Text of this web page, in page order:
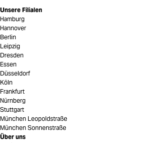
Unsere Filialen
Hamburg
Hannover
Berlin
Leipzig
Dresden
Essen
Düsseldorf
Köln
Frankfurt
Nürnberg
Stuttgart
München Leopoldstraße
München Sonnenstraße
Über uns